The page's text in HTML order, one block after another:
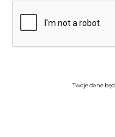
Twoje dane